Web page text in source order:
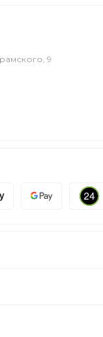
9